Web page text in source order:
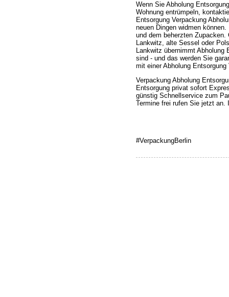
Wenn Sie Abholung
Wohnung entrümpeln,
Entsorgung Verpackung
neuen Dingen widmen
und dem beherzten Zupacken.
Lankwitz, alte Sessel oder
Lankwitz übernimmt Abholung
sind - und das werden Sie
mit einer Abholung
Verpackung Abholung
Entsorgung privat sofort
günstig Schnellservice zum
Termine frei rufen Sie jetzt an.
#VerpackungBerlin